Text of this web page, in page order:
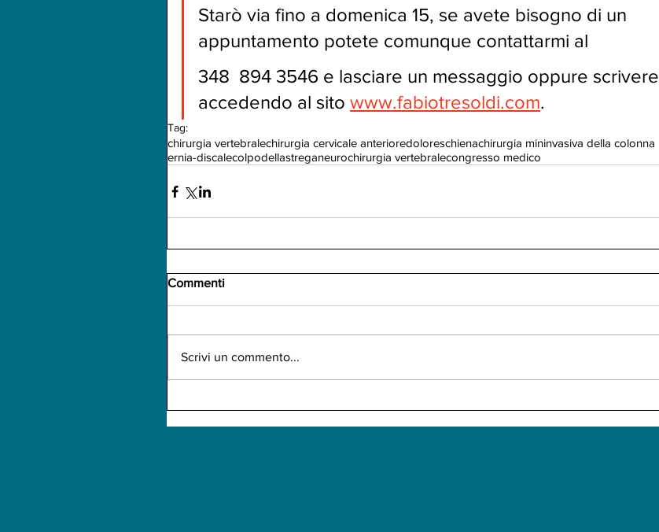
Starò via fino a domenica 15, se avete bisogno di un
appuntamento potete comunque contattarmi al
348  894 3546 e lasciare un messaggio oppure scrivere
accedendo al sito www.fabiotresoldi.com.
Tag:
chirurgia vertebralechirurgia cervicale anterioredoloreschienachirurgia mininvasiva della colonna
ernia-discalecolpodellastreganeurochirurgia vertebralecongresso medico
Commenti
Scrivi un commento...